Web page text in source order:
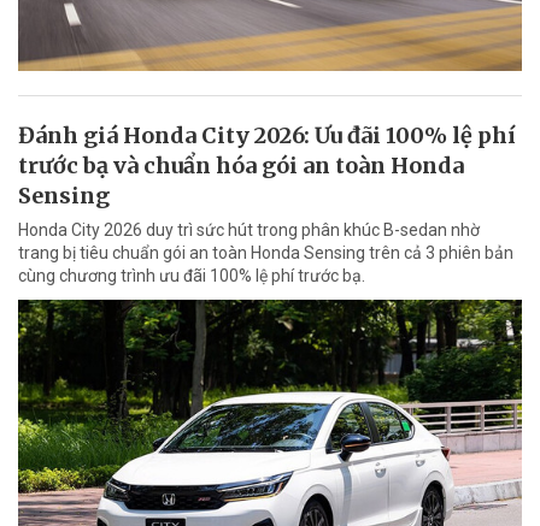
Đánh giá Honda City 2026: Ưu đãi 100% lệ phí
trước bạ và chuẩn hóa gói an toàn Honda
Sensing
Honda City 2026 duy trì sức hút trong phân khúc B-sedan nhờ
trang bị tiêu chuẩn gói an toàn Honda Sensing trên cả 3 phiên bản
cùng chương trình ưu đãi 100% lệ phí trước bạ.